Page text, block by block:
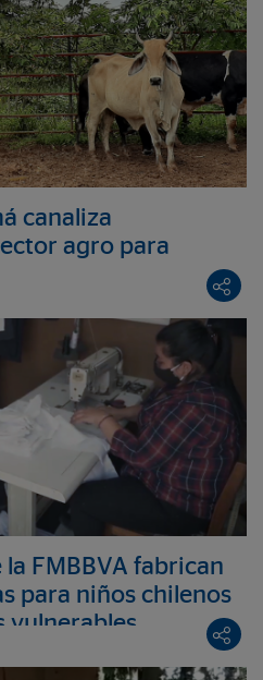
canaliza
agro para
FMBBVA fabrican
para niños chilenos
vulnerables